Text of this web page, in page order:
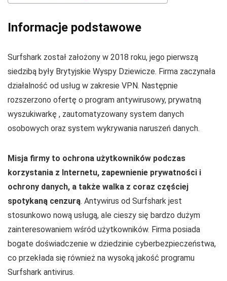
Informacje podstawowe
Surfshark został założony w 2018 roku, jego pierwszą
siedzibą były Brytyjskie Wyspy Dziewicze. Firma zaczynała
działalność od usług w zakresie VPN. Następnie
rozszerzono ofertę o program antywirusowy, prywatną
wyszukiwarkę , zautomatyzowany system danych
osobowych oraz system wykrywania naruszeń danych.
Misja firmy to ochrona użytkowników podczas
korzystania z Internetu, zapewnienie prywatności i
ochrony danych, a także walka z coraz częściej
spotykaną cenzurą. Antywirus od Surfshark jest
stosunkowo nową usługą, ale cieszy się bardzo dużym
zainteresowaniem wśród użytkowników. Firma posiada
bogate doświadczenie w dziedzinie cyberbezpieczeństwa,
co przekłada się również na wysoką jakość programu
Surfshark antivirus.